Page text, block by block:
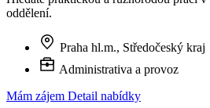
oddělení.
Praha hl.m., Středočeský kraj
Administrativa a provoz
Mám zájem Detail nabídky